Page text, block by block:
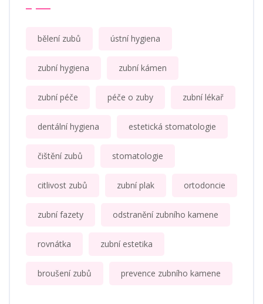
bělení zubů ústní hygiena
zubní hygiena zubní kámen
zubní péče péče o zuby zubní lékař
dentální hygiena estetická stomatologie
čištění zubů stomatologie
citlivost zubů zubní plak ortodoncie
zubní fazety odstranění zubního kamene
rovnátka zubní estetika
broušení zubů prevence zubního kamene